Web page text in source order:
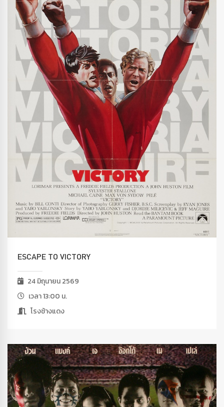
ESCAPE TO VICTORY
24 มิถุนายน 2569
เวลา 13:00 น.
โรงช้างแดง